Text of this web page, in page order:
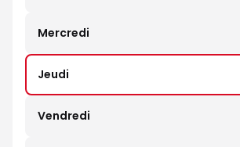
Mercredi
Jeudi
Vendredi